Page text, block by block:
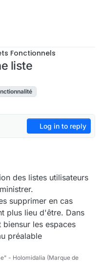
Fonctionnels
liste
Log in to reply
PM
des listes utilisateurs
supprimer en cas
plus lieu d'être. Dans
les espaces
préalable
- Holomidalia (Marque de